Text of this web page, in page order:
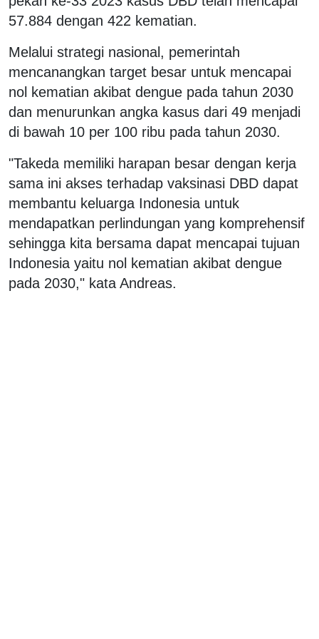
57.884 dengan 422 kematian.
Melalui strategi nasional, pemerintah
mencanangkan target besar untuk mencapai
nol kematian akibat dengue pada tahun 2030
dan menurunkan angka kasus dari 49 menjadi
di bawah 10 per 100 ribu pada tahun 2030.
"Takeda memiliki harapan besar dengan kerja
sama ini akses terhadap vaksinasi DBD dapat
membantu keluarga Indonesia untuk
mendapatkan perlindungan yang komprehensif
sehingga kita bersama dapat mencapai tujuan
Indonesia yaitu nol kematian akibat dengue
pada 2030," kata Andreas.